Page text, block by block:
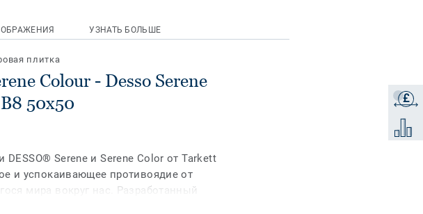
£
УЗНАТЬ БОЛЬШЕ
плитка
Colour - Desso Serene
50x50
Serene и Serene Color от Tarkett
и успокаивающее противоядие от
мира вокруг нас. Разработанный
столь необходимого